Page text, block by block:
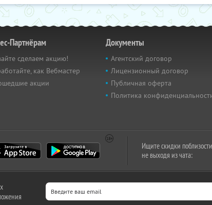
Партнёрам
сделаем акцию!
как Вебмастер
акции
Документы
Агентский договор
Лицензионный договор
Публичная оферта
Политика
Ищите скидки
не выходя из чата: